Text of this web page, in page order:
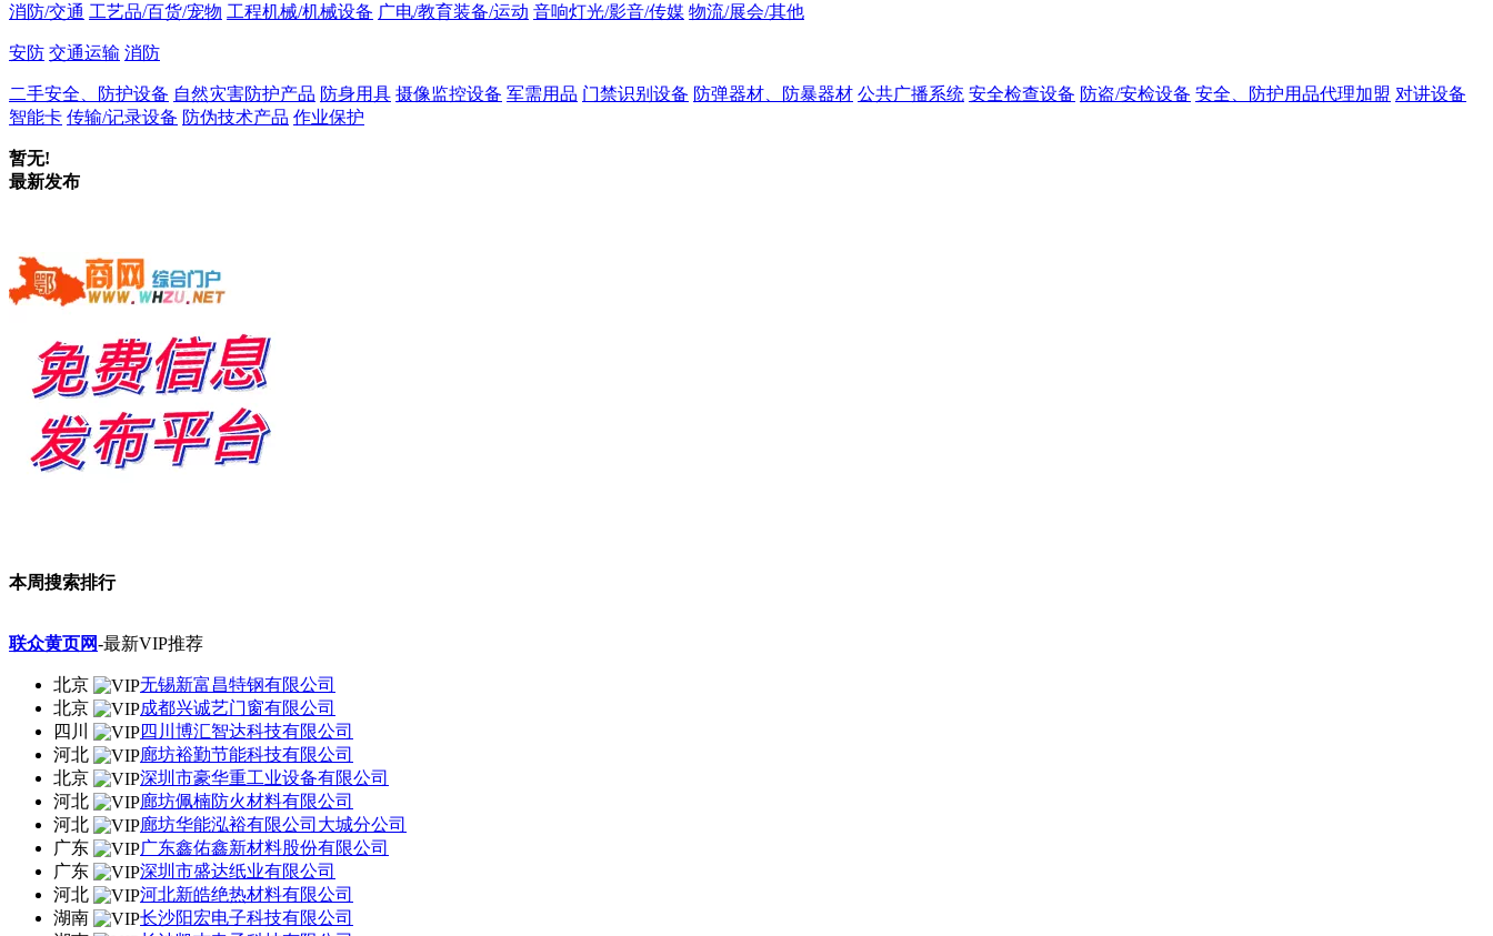
消防/交通 工艺品/百货/宠物 工程机械/机械设备 广电/教育装备/运动 音响灯光/影音/传媒 物流/展会/其他
安防 交通运输 消防
二手安全、防护设备 自然灾害防护产品 防身用具 摄像监控设备 军需用品 门禁识别设备 防弹器材、防暴器材 公共广播系统 安全检查设备 防盗/安检设备 安全、防护用品代理加盟 对讲设备
智能卡 传输/记录设备 防伪技术产品 作业保护
暂无!
最新发布
本周搜索排行
联众黄页网-最新VIP推荐
北京
无锡新富昌特钢有限公司
北京
成都兴诚艺门窗有限公司
四川
四川博汇智达科技有限公司
河北
廊坊裕勤节能科技有限公司
北京
深圳市豪华重工业设备有限公司
河北
廊坊佩楠防火材料有限公司
河北
廊坊华能泓裕有限公司大城分公司
广东
广东鑫佑鑫新材料股份有限公司
广东
深圳市盛达纸业有限公司
河北
河北新皓绝热材料有限公司
湖南
长沙阳宏电子科技有限公司